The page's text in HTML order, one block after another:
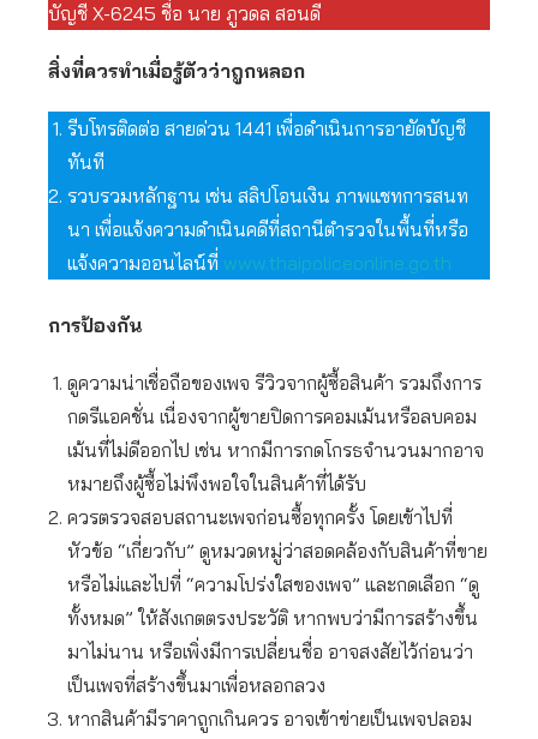
บัญชี X-6245 ชื่อ นาย ภูวดล สอนดี
สิ่งที่ควรทำเมื่อรู้ตัวว่าถูกหลอก
รีบโทรติดต่อ สายด่วน 1441 เพื่อดำเนินการอายัดบัญชี
ทันที
รวบรวมหลักฐาน เช่น สลิปโอนเงิน ภาพแชทการสนท
นา เพื่อแจ้งความดำเนินคดีที่สถานีตำรวจในพื้นที่หรือ
แจ้งความออนไลน์ที่ www.thaipoliceonline.go.th
การป้องกัน
ดูความน่าเชื่อถือของเพจ รีวิวจากผู้ซื้อสินค้า รวมถึงการ
กดรีแอคชั่น เนื่องจากผู้ขายปิดการคอมเม้นหรือลบคอม
เม้นที่ไม่ดีออกไป เช่น หากมีการกดโกรธจำนวนมากอาจ
หมายถึงผู้ซื้อไม่พึงพอใจในสินค้าที่ได้รับ
ควรตรวจสอบสถานะเพจก่อนซื้อทุกครั้ง โดยเข้าไปที่
หัวข้อ “เกี่ยวกับ” ดูหมวดหมู่ว่าสอดคล้องกับสินค้าที่ขาย
หรือไม่และไปที่ “ความโปร่งใสของเพจ” และกดเลือก “ดู
ทั้งหมด” ให้สังเกตตรงประวัติ หากพบว่ามีการสร้างขึ้น
มาไม่นาน หรือเพิ่งมีการเปลี่ยนชื่อ อาจสงสัยไว้ก่อนว่า
เป็นเพจที่สร้างขึ้นมาเพื่อหลอกลวง
หากสินค้ามีราคาถูกเกินควร อาจเข้าข่ายเป็นเพจปลอม